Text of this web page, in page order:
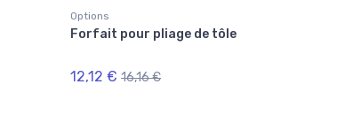
Options
Forfait pour pliage de tôle
12,12 € 16,16 €